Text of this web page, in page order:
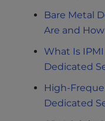
Bare Metal
Are and
What Is
Dedicated
High-
Dedicated